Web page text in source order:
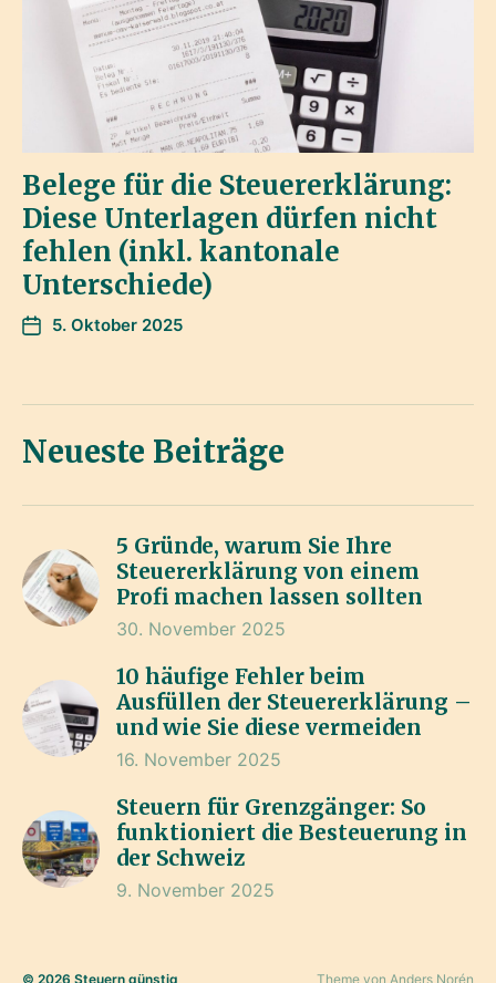
Belege für die Steuererklärung:
Diese Unterlagen dürfen nicht
fehlen (inkl. kantonale
Unterschiede)
5. Oktober 2025
Neueste Beiträge
5 Gründe, warum Sie Ihre
Steuererklärung von einem
Profi machen lassen sollten
30. November 2025
10 häufige Fehler beim
Ausfüllen der Steuererklärung –
und wie Sie diese vermeiden
16. November 2025
Steuern für Grenzgänger: So
funktioniert die Besteuerung in
der Schweiz
9. November 2025
© 2026 Steuern günstig Theme von Anders Norén